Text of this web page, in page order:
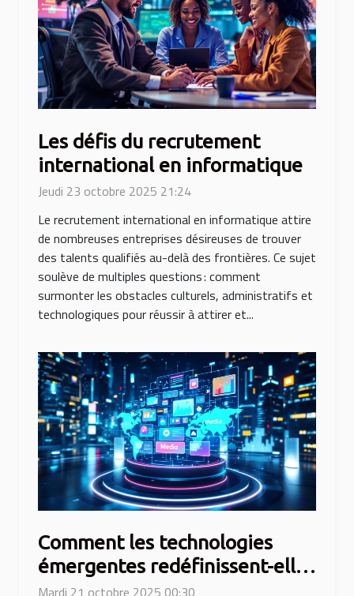
Les défis du recrutement
international en informatique
Jeudi 23 octobre 2025 21:24
Le recrutement international en informatique attire
de nombreuses entreprises désireuses de trouver
des talents qualifiés au-delà des frontières. Ce sujet
soulève de multiples questions : comment
surmonter les obstacles culturels, administratifs et
technologiques pour réussir à attirer et...
Comment les technologies
émergentes redéfinissent-elles
les médias de communication ?
Mardi 21 octobre 2025 00:30